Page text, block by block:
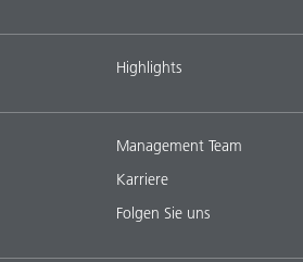
Highlights
Management Team
Karriere
Folgen Sie uns